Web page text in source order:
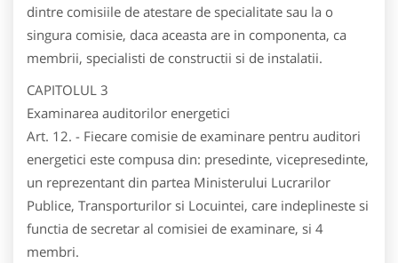
dintre comisiile de atestare de specialitate sau la o
singura comisie, daca aceasta are in componenta, ca
membrii, specialisti de constructii si de instalatii.
CAPITOLUL 3
Examinarea auditorilor energetici
Art. 12. - Fiecare comisie de examinare pentru auditori
energetici este compusa din: presedinte, vicepresedinte,
un reprezentant din partea Ministerului Lucrarilor
Publice, Transporturilor si Locuintei, care indeplineste si
functia de secretar al comisiei de examinare, si 4
membri.